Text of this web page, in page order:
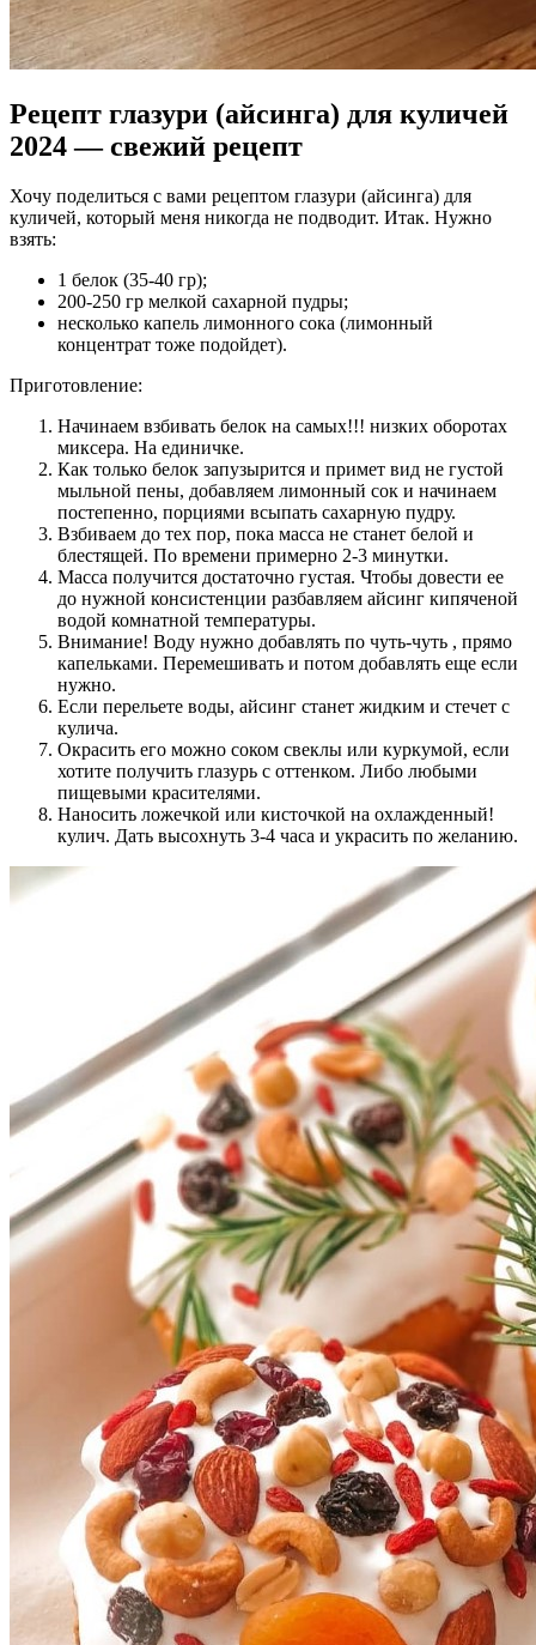
Рецепт глазури (айсинга) для куличей
2024 — свежий рецепт
Хочу поделиться с вами рецептом глазури (айсинга) для
куличей, который меня никогда не подводит. Итак. Нужно
взять:
1 белок (35-40 гр);
200-250 гр мелкой сахарной пудры;
несколько капель лимонного сока (лимонный
концентрат тоже подойдет).
Приготовление:
Начинаем взбивать белок на самых!!! низких оборотах
миксера. На единичке.
Как только белок запузырится и примет вид не густой
мыльной пены, добавляем лимонный сок и начинаем
постепенно, порциями всыпать сахарную пудру.
Взбиваем до тех пор, пока масса не станет белой и
блестящей. По времени примерно 2-3 минутки.
Масса получится достаточно густая. Чтобы довести ее
до нужной консистенции разбавляем айсинг кипяченой
водой комнатной температуры.
Внимание! Воду нужно добавлять по чуть-чуть , прямо
капельками. Перемешивать и потом добавлять еще если
нужно.
Если перельете воды, айсинг станет жидким и стечет с
кулича.
Окрасить его можно соком свеклы или куркумой, если
хотите получить глазурь с оттенком. Либо любыми
пищевыми красителями.
Наносить ложечкой или кисточкой на охлажденный!
кулич. Дать высохнуть 3-4 часа и украсить по желанию.